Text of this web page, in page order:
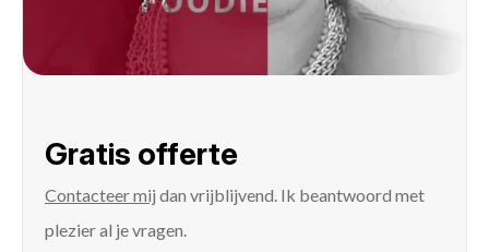
Gratis offerte
Contacteer mij dan vrijblijvend. Ik beantwoord met
plezier al je vragen.